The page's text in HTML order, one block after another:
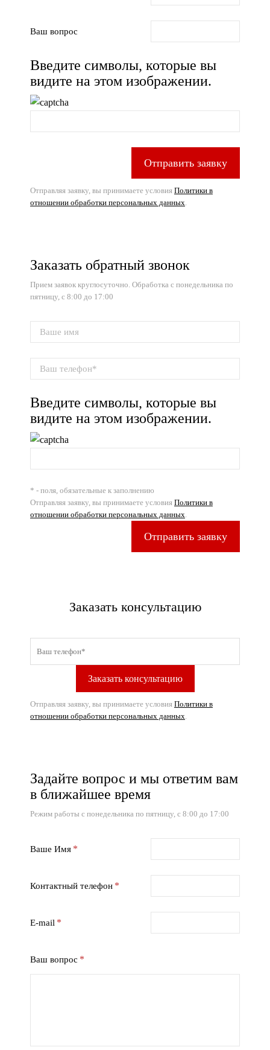
Ваш вопрос
Введите символы, которые вы
видите на этом изображении.
Отправить заявку
Отправляя заявку, вы принимаете условия Политики в
отношении обработки персональных данных.
Заказать обратный звонок
Прием заявок круглосуточно. Обработка с понедельника по
пятницу, с 8:00 до 17:00
Введите символы, которые вы
видите на этом изображении.
* - поля, обязательные к заполнению
Отправляя заявку, вы принимаете условия Политики в
отношении обработки персональных данных.
Отправить заявку
Заказать консультацию
Отправляя заявку, вы принимаете условия Политики в
отношении обработки персональных данных.
Задайте вопрос и мы ответим вам
в ближайшее время
Режим работы с понедельника по пятницу, с 8:00 до 17:00
Ваше Имя
Контактный телефон
E-mail
Ваш вопрос